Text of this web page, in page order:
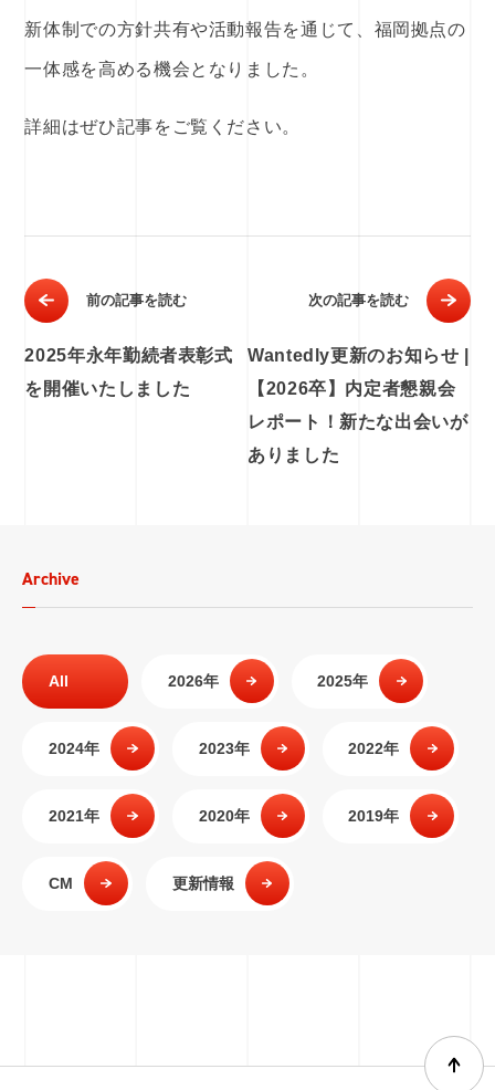
新体制での方針共有や活動報告を通じて、福岡拠点の
一体感を高める機会となりました。
詳細はぜひ記事をご覧ください。
前の記事を読む
2025年永年勤続者表彰式
を開催いたしました
次の記事を読む
Wantedly更新のお知らせ |
【2026卒】内定者懇親会
レポート！新たな出会いが
ありました
Archive
All 2026年 2025年
2024年 2023年 2022年
2021年 2020年 2019年
CM 更新情報